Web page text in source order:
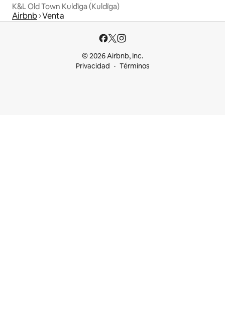
K&L Old Town Kuldīga (Kuldīga)
Airbnb Venta
© 2026 Airbnb, Inc.
Privacidad
Términos